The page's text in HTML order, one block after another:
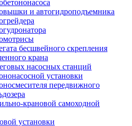
и автогидроподъемника
бесшвейного скрепления
крана
насосных станций
установки
передвижного
крановой самоходной
установки